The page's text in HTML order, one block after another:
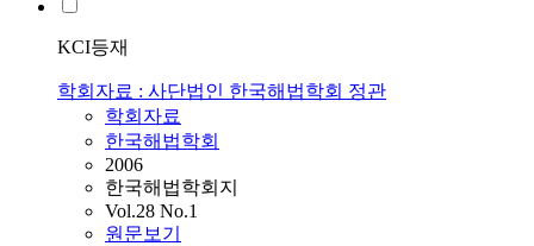
KCI등재
학회자료 : 사단법인 한국해법학회 정관
학회자료
한국해법학회
2006
한국해법학회지
Vol.28 No.1
원문보기